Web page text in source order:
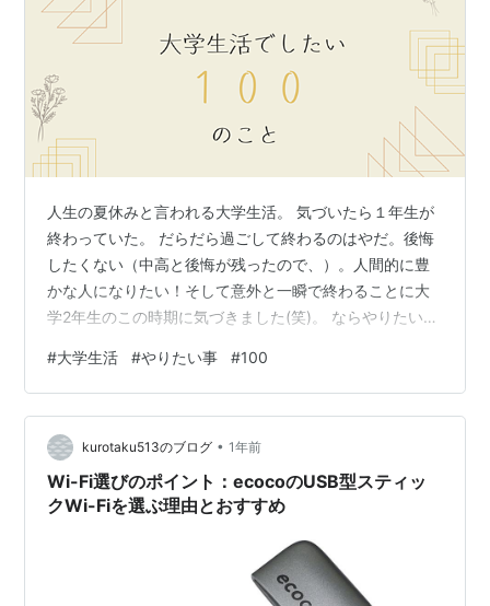
人生の夏休みと言われる大学生活。 気づいたら１年生が
終わっていた。 だらだら過ごして終わるのはやだ。後悔
したくない（中高と後悔が残ったので、）。人間的に豊
かな人になりたい！そして意外と一瞬で終わることに大
学2年生のこの時期に気づきました(笑)。 ならやりたい事
を100個決めました！！ そしたら最初164個もしたいこ
とがでてきて絞るのが大変でした、、（そのため時々２
つまとめたでしょ！っていうのがでてきますが大目に見
てください😢） 学び・スキル 人間関係 大学生っぽいこ
と 非日常体験 自己成長・挑戦 表現・発信 働く・社会を
知る 趣味 最後に まと…
#大学生活 #やりたい事 #100
kurotaku513のブログ • 1年前
Wi-Fi選びのポイント：ecocoのUSB型スティッ
クWi-Fiを選ぶ理由とおすすめ